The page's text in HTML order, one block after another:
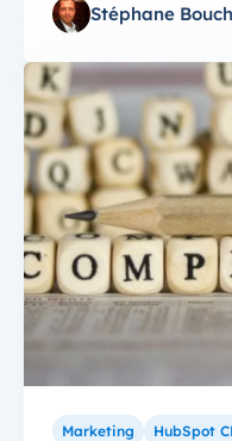
Stéphane
Marketing HubSpot